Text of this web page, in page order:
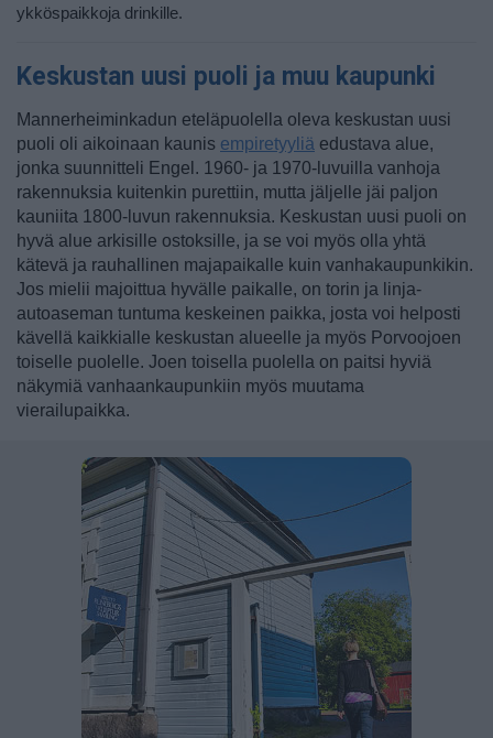
ykköspaikkoja drinkille.
Keskustan uusi puoli ja muu kaupunki
Mannerheiminkadun eteläpuolella oleva keskustan uusi
puoli oli aikoinaan kaunis empiretyyliä edustava alue,
jonka suunnitteli Engel. 1960- ja 1970-luvuilla vanhoja
rakennuksia kuitenkin purettiin, mutta jäljelle jäi paljon
kauniita 1800-luvun rakennuksia. Keskustan uusi puoli on
hyvä alue arkisille ostoksille, ja se voi myös olla yhtä
kätevä ja rauhallinen majapaikalle kuin vanhakaupunkikin.
Jos mielii majoittua hyvälle paikalle, on torin ja linja-
autoaseman tuntuma keskeinen paikka, josta voi helposti
kävellä kaikkialle keskustan alueelle ja myös Porvoojoen
toiselle puolelle. Joen toisella puolella on paitsi hyviä
näkymiä vanhaankaupunkiin myös muutama
vierailupaikka.